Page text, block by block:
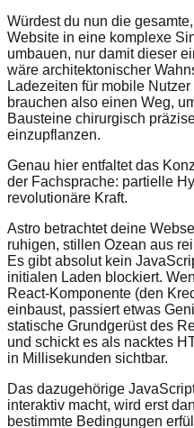
Würdest du nun die
Website in eine komplexe
umbauen, nur damit dieser
wäre architektonischer
Ladezeiten für mobile
brauchen also einen Weg,
Bausteine chirurgisch
einzupflanzen.
Genau hier entfaltet das
der Fachsprache: partielle
revolutionäre Kraft.
Astro betrachtet deine
ruhigen, stillen Ozean aus
Es gibt absolut kein
initialen Laden blockiert.
React-Komponente (den
einbaust, passiert etwas
statische Grundgerüst des
und schickt es als nacktes
in Millisekunden sichtbar.
Das dazugehörige
interaktiv macht, wird erst
bestimmte Bedingungen